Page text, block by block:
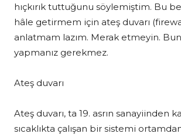
hıçkırık tuttuğunu söylemiştim. Bu
hâle getirmem için ateş duvarı
anlatmam lazım. Merak etmeyin.
yapmanız gerekmez.
Ateş duvarı
Ateş duvarı, ta 19. asrın sanayiinden
sıcaklıkta çalışan bir sistemi